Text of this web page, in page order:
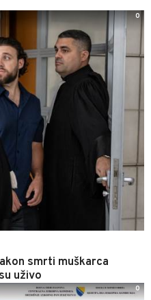
smrti muškarca
uživo
0
0